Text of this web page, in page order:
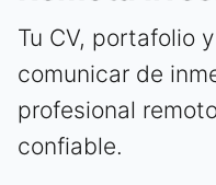
Tu CV, portafolio
comunicar de
profesional
confiable.